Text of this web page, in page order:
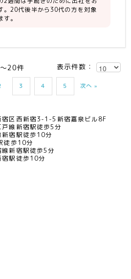
経験。
基幹経験、証券業務、資産運用業
。20代後半から30代の方を対象
す。
20件 表示件数：
3 4 5 次へ »
宿区西新宿3-1-5新宿嘉泉ビル8F
戸線新宿駅徒歩5分
新宿駅徒歩10分
徒歩10分
線新宿駅徒歩5分
宿駅徒歩10分